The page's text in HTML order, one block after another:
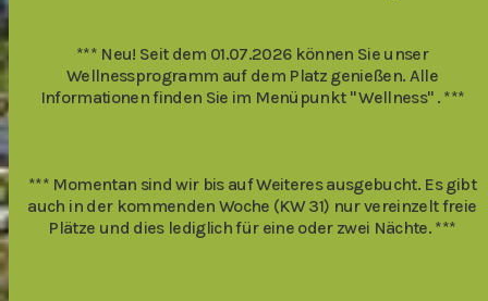
*** Neu! Seit dem 01.07.2026 können Sie unser
Wellnessprogramm auf dem Platz genießen. Alle
Informationen finden Sie im Menüpunkt " Wellness" . ***
*** Momentan sind wir bis auf Weiteres ausgebucht. Es gibt
auch in der kommenden Woche (KW 31) nur vereinzelt freie
Plätze und dies lediglich für eine oder zwei Nächte. ***